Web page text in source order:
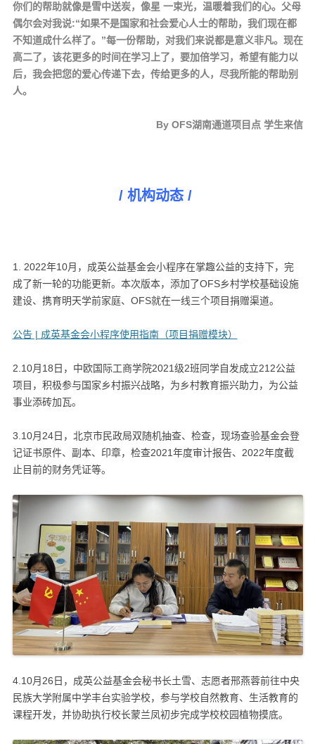
你们的帮助就像是雪中送炭，像星 一束光，温暖着我们的心。父母
偶尔会对我说:“如果不是国家和社会爱心人士的帮助，我们现在都
不知道成什么样了。”每一份帮助，对我们来说都是意义非凡。现在
高二了，该花更多的时间在学习上了，要加倍学习，希望有能力以
后，我会把您的爱心传递下去，传给更多的人，尽我所能的帮助别
人。
By OFS湖南通道项目点 学生来信
/ 机构动态 /
1. 2022年10月，成英公益基金会小程序在掌趣公益的支持下，完
成了新一轮的功能更新。本次版本，添加了OFS乡村学校基础设施
建设、携育明天学前家庭、OFS就在一线三个项目捐赠渠道。
公告 | 成英基金会小程序使用指南（项目捐赠模块）
2.10月18日，中欧国际工商学院2021级2班同学自发成立212公益
项目，积极参与国家乡村振兴战略，为乡村教育振兴助力，为公益
事业添砖加瓦。
3.10月24日，北京市民政局双随机抽查、检查，现场查验基金会登
记证书原件、副本、印章，检查2021年度审计报告、2022年度截
止目前的财务凭证等。
4.10月26日，成英公益基金会秘书长土雪、志愿者邢燕蓉前往中央
民族大学附属中学丰台实验学校，参与学校自然教育、生活教育的
课程开发，并协助执行校长蒙兰凤初步完成学校校园植物摸底。